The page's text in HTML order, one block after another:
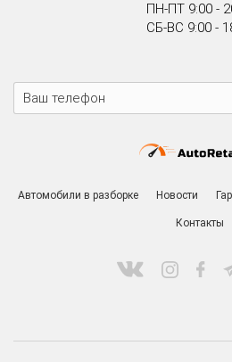
ПН-ПТ 9:00 -
СБ-ВС 9:00 -
Автомобили в разборке Новости
Контакты